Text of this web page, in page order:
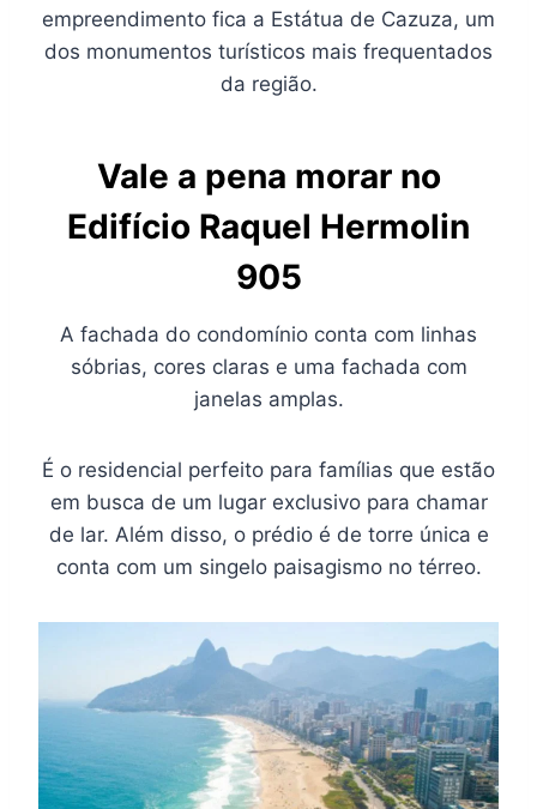
empreendimento fica a Estátua de Cazuza, um
dos monumentos turísticos mais frequentados
da região.
Vale a pena morar no
Edifício Raquel Hermolin
905
A fachada do condomínio conta com linhas
sóbrias, cores claras e uma fachada com
janelas amplas.
É o residencial perfeito para famílias que estão
em busca de um lugar exclusivo para chamar
de lar. Além disso, o prédio é de torre única e
conta com um singelo paisagismo no térreo.